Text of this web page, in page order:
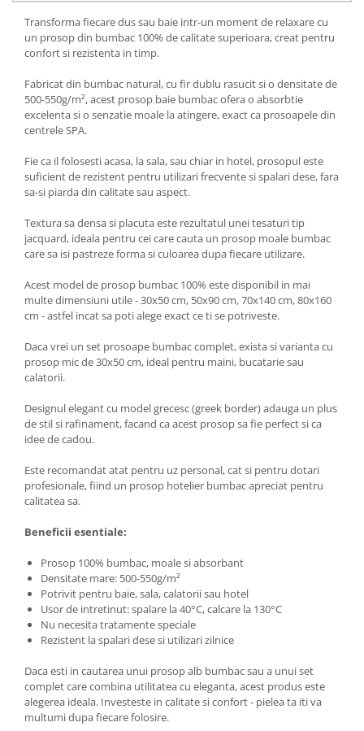
Transforma fiecare dus sau baie intr-un moment de relaxare cu
un prosop din bumbac 100% de calitate superioara, creat pentru
confort si rezistenta in timp.
Fabricat din bumbac natural, cu fir dublu rasucit si o densitate de
500-550g/m², acest prosop baie bumbac ofera o absorbtie
excelenta si o senzatie moale la atingere, exact ca prosoapele din
centrele SPA.
Fie ca il folosesti acasa, la sala, sau chiar in hotel, prosopul este
suficient de rezistent pentru utilizari frecvente si spalari dese, fara
sa-si piarda din calitate sau aspect.
Textura sa densa si placuta este rezultatul unei tesaturi tip
jacquard, ideala pentru cei care cauta un prosop moale bumbac
care sa isi pastreze forma si culoarea dupa fiecare utilizare.
Acest model de prosop bumbac 100% este disponibil in mai
multe dimensiuni utile - 30x50 cm, 50x90 cm, 70x140 cm, 80x160
cm - astfel incat sa poti alege exact ce ti se potriveste.
Daca vrei un set prosoape bumbac complet, exista si varianta cu
prosop mic de 30x50 cm, ideal pentru maini, bucatarie sau
calatorii.
Designul elegant cu model grecesc (greek border) adauga un plus
de stil si rafinament, facand ca acest prosop sa fie perfect si ca
idee de cadou.
Este recomandat atat pentru uz personal, cat si pentru dotari
profesionale, fiind un prosop hotelier bumbac apreciat pentru
calitatea sa.
Beneficii esentiale:
Prosop 100% bumbac, moale si absorbant
Densitate mare: 500-550g/m²
Potrivit pentru baie, sala, calatorii sau hotel
Usor de intretinut: spalare la 40°C, calcare la 130°C
Nu necesita tratamente speciale
Rezistent la spalari dese si utilizari zilnice
Daca esti in cautarea unui prosop alb bumbac sau a unui set
complet care combina utilitatea cu eleganta, acest produs este
alegerea ideala. Investeste in calitate si confort - pielea ta iti va
multumi dupa fiecare folosire.